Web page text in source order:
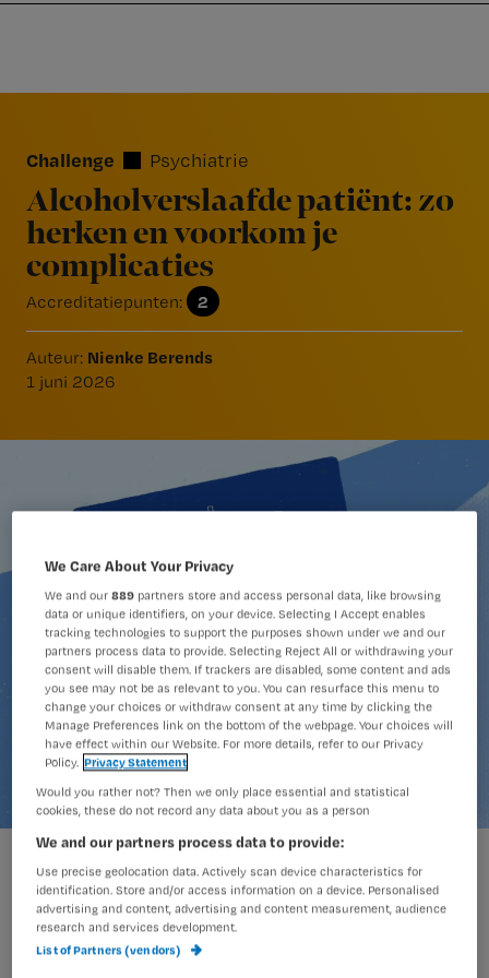
navigation
content
Nursing
Foto:Maren Bruin
Challenge Psychiatrie
Alcoholverslaafde patiënt: zo
herken en voorkom je
complicaties
Accreditatiepunten: 2
Auteur: Nienke Berends
1 juni 2026
Een ziekenhuisopname hakt er bij een
We Care About Your Privacy
We and our889 partners store and access personal data, like browsing
data or unique identifiers, on your device. Selecting I Accept enables
tracking technologies to support the purposes shown under we and our
partners process data to provide. Selecting Reject All or withdrawing your
consent will disable them. If trackers are disabled, some content and ads
you see may not be as relevant to you. You can resurface this menu to
change your choices or withdraw consent at any time by clicking the
Manage Preferences link on the bottom of the webpage. Your choices will
have effect within our Website. For more details, refer to our Privacy
Policy. Privacy Statement
Would you rather not? Then we only place essential and statistical
cookies, these do not record any data about you as a person
We and our partners process data to provide:
Use precise geolocation data. Actively scan device characteristics for
identification. Store and/or access information on a device. Personalised
advertising and content, advertising and content measurement, audience
research and services development.
List of Partners (vendors)